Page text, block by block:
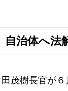
自治体へ
茂樹長官が６